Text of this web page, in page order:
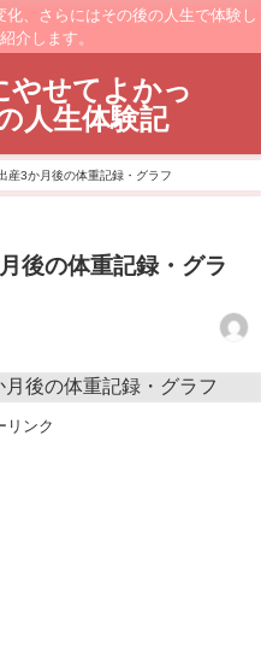
化、さらにはその後の人生で体験し
介します。
やせてよかっ
人生体験記
産3か月後の体重記録・グラフ
後の体重記録・グラ
リンク